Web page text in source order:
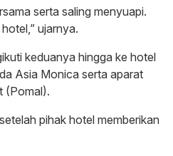
serta saling menyuapi.
ujarnya.
keduanya hingga ke hotel
Asia Monica serta aparat
(Pomal).
pihak hotel memberikan